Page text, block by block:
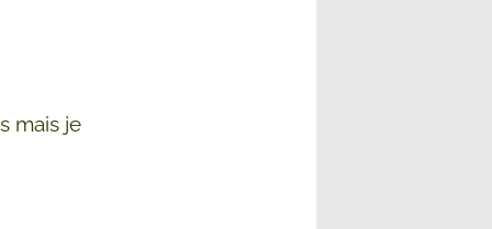
mais je